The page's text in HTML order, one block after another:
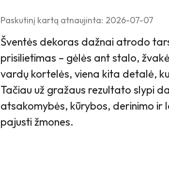
Paskutinį kartą atnaujinta: 2026-07-07
Šventės dekoras dažnai atrodo
prisilietimas – gėlės ant stalo,
vardų kortelės, viena kita detalė,
Tačiau už gražaus rezultato slypi
atsakomybės, kūrybos, derinimo ir
pajusti žmones.